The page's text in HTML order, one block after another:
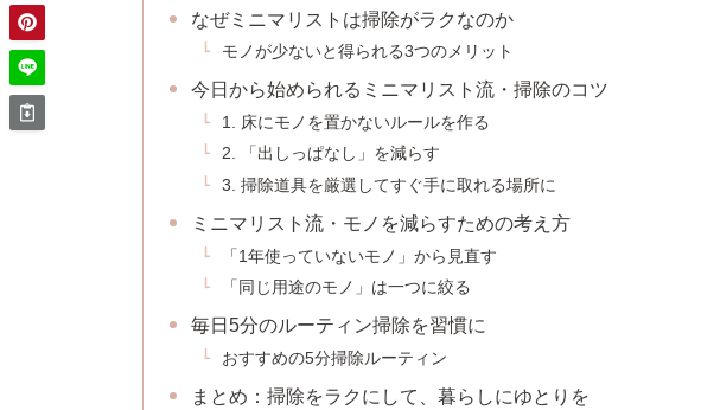
なぜミニマリストは掃除がラクなのか
モノが少ないと得られる3つのメリット
今日から始められるミニマリスト流・掃除のコツ
1. 床にモノを置かないルールを作る
2. 「出しっぱなし」を減らす
3. 掃除道具を厳選してすぐ手に取れる場所に
ミニマリスト流・モノを減らすための考え方
「1年使っていないモノ」から見直す
「同じ用途のモノ」は一つに絞る
毎日5分のルーティン掃除を習慣に
おすすめの5分掃除ルーティン
まとめ：掃除をラクにして、暮らしにゆとりを